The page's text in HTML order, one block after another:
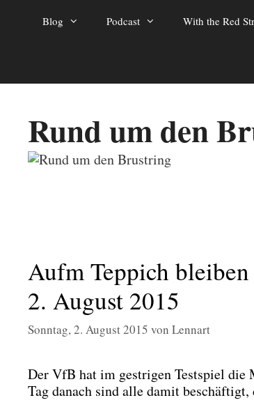
Blog Podcast With the Red
Rund um den
Aufm Teppich
2. August 2015
Sonntag, 2. August 2015 von Lennart
Der VfB hat im gest­ri­gen Test­spiel
Tag danach sind alle damit beschäf­tigt,